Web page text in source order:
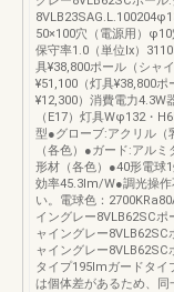
50×100穴（電源用）φ10
保守率1.0（単位Ix）
具¥38,800ポール（シャ
¥51,100（灯具¥38,800ポ
¥12,300）消費電力4.3W
（E17）灯具Wφ132・
型●グローブ:アクリル（
（各色）●ガード:アル
形材（各色）●40形電球
効率45.3lm/W●調光操作
い。電球色：
イングレー8VLB62SCポ
ャイングレー8VLB62SC
ャイングレー8VLB62SC
タイプ195lmガードタ
は個体差があるため、